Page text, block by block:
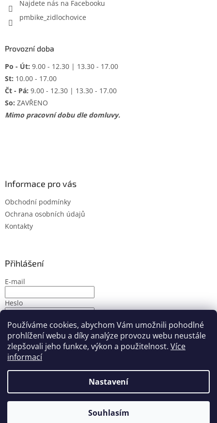
Používáme cookies, abychom Vám umožnili pohodlné
prohlížení webu a díky analýze provozu webu neustále
zlepšovali jeho funkce, výkon a použitelnost. Více
informací
Nastavení
Souhlasím
Najdete nás na Facebooku
pmbike_zidlochovice
Provozní doba
Po - Út: 9.00 - 12.30 | 13.30 - 17.00
St: 10.00 - 17.00
Čt - Pá: 9.00 - 12.30 | 13.30 - 17.00
So: ZAVŘENO
Mimo pracovní dobu dle domluvy.
Informace pro vás
Obchodní podmínky
Ochrana osobních údajů
Kontakty
Přihlášení
E-mail
Heslo
PŘIHLÁSIT SE
Nová registrace Zapomenuté heslo
Vytvořil Shoptet
PMbike. Všechna práva vyhrazena.